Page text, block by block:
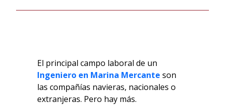
El principal campo laboral de un
Ingeniero en Marina Mercante son
las compañías navieras, nacionales o
extranjeras. Pero hay más.